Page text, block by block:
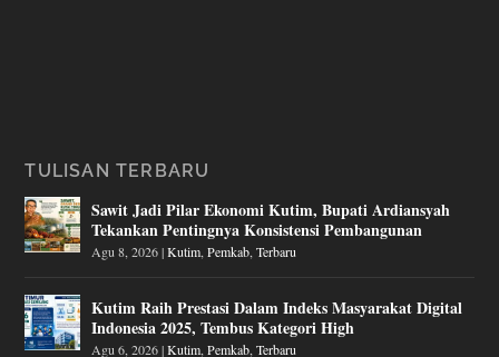
TULISAN TERBARU
Sawit Jadi Pilar Ekonomi Kutim, Bupati Ardiansyah
Tekankan Pentingnya Konsistensi Pembangunan
Agu 8, 2026|Kutim ,Pemkab ,Terbaru
Kutim Raih Prestasi Dalam Indeks Masyarakat Digital
Indonesia 2025, Tembus Kategori High
Agu 6, 2026|Kutim ,Pemkab ,Terbaru